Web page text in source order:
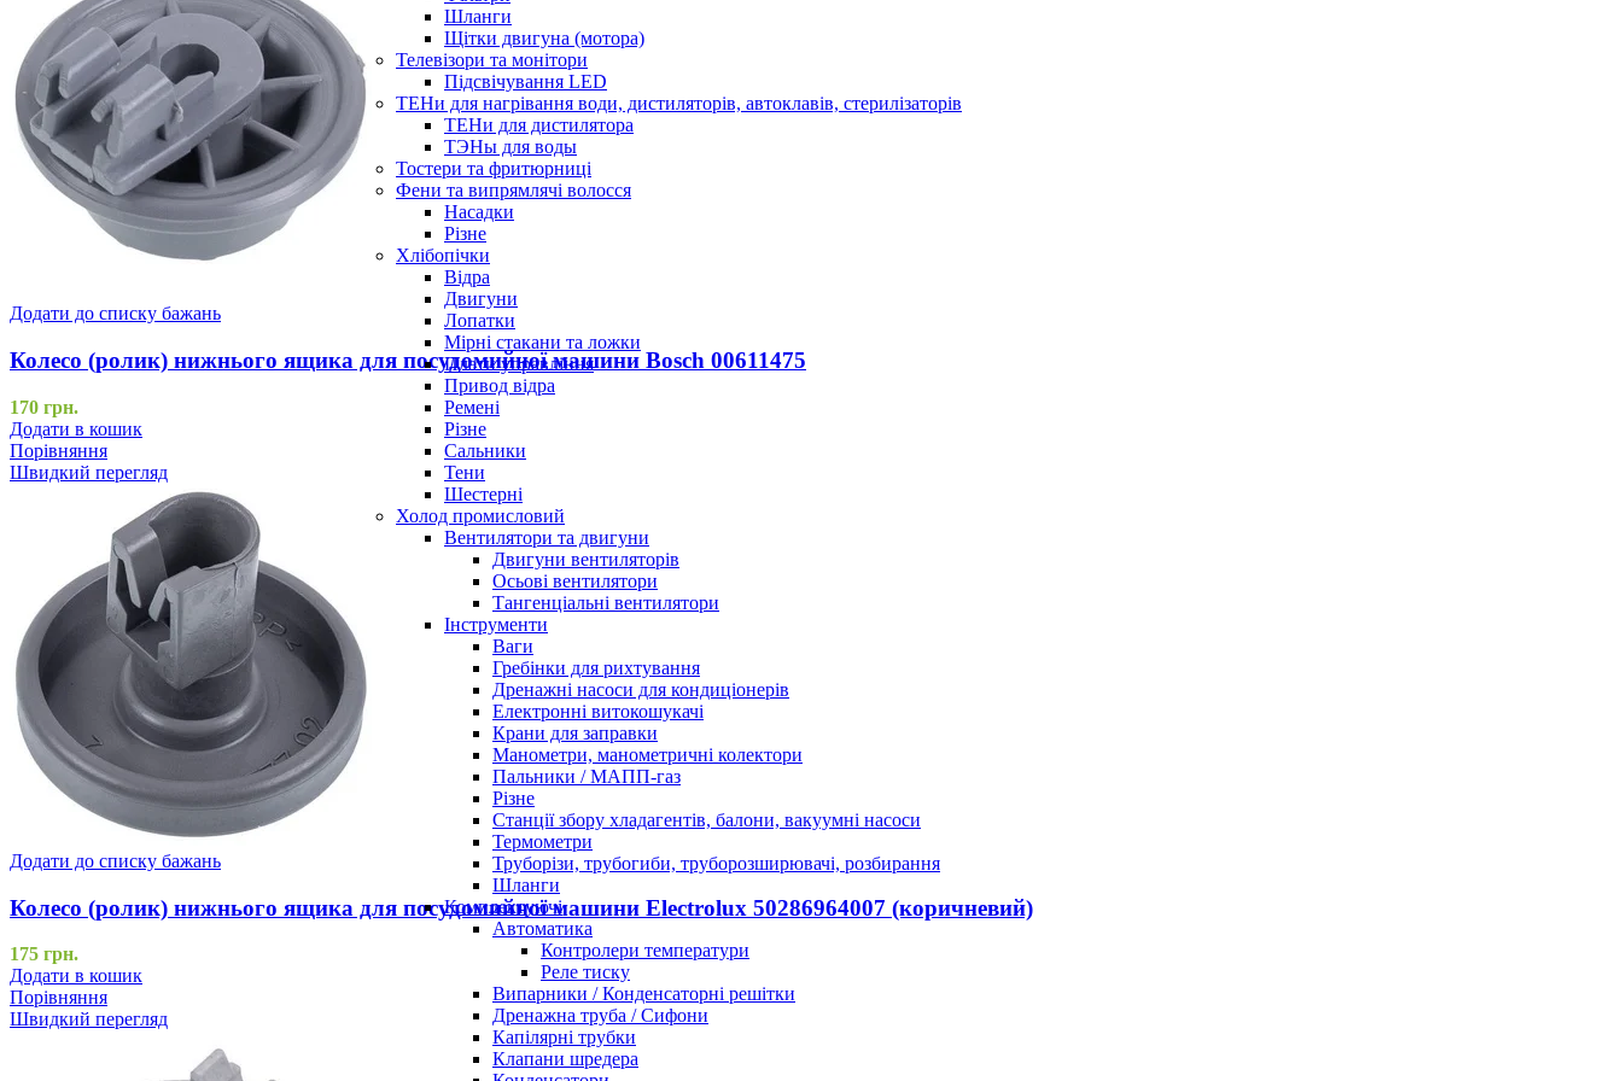
Шланги
Щітки двигуна (мотора)
Телевізори та монітори
Підсвічування LED
ТЕНи для нагрівання води, дистиляторів, автоклавів, стерилізаторів
ТЕНи для дистилятора
ТЭНы для воды
Тостери та фритюрниці
Фени та випрямлячі волосся
Насадки
Різне
Хлібопічки
Відра
Двигуни
Лопатки
Мірні стакани та ложки
Плати управління
Привод відра
Ремені
Різне
Сальники
Тени
Шестерні
Холод промисловий
Вентилятори та двигуни
Двигуни вентиляторів
Осьові вентилятори
Тангенціальні вентилятори
Інструменти
Ваги
Гребінки для рихтування
Дренажні насоси для кондиціонерів
Електронні витокошукачі
Крани для заправки
Манометри, манометричні колектори
Пальники / МАПП-газ
Різне
Станції збору хладагентів, балони, вакуумні насоси
Термометри
Труборізи, трубогиби, труборозширювачі, розбирання
Шланги
Комплектуючі
Автоматика
Контролери температури
Реле тиску
Випарники / Конденсаторні решітки
Дренажна труба / Сифони
Капілярні трубки
Клапани шредера
Додати до списку бажань
Колесо (ролик) нижнього ящика для посудомийної машини Bosch 00611475
170 грн.
Додати в кошик
Порівняння
Швидкий перегляд
Додати до списку бажань
Колесо (ролик) нижнього ящика для посудомийної машини Electrolux 50286964007 (коричневий)
175 грн.
Додати в кошик
Порівняння
Швидкий перегляд